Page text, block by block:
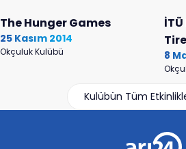
The Hunger Games
25 Kasım 2014
Okçuluk Kulübü 8
Kulübün Tüm